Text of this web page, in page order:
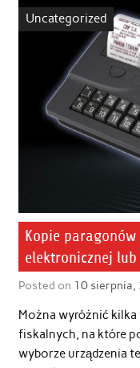
Uncategorized
Kopie
elektronicznej
Posted on 10 sierpnia,
Można wyróżnić
fiskalnych, na które
wyborze urządzenia